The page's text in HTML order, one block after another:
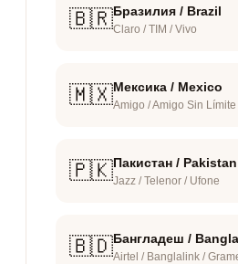
🇧🇷Бразилия / Brazil
Claro / TIM / Vivo
🇲🇽Мексика / Mexico
Amigo / Amigo Sin Límite
🇵🇰Пакистан / Pakistan
Jazz / Telenor / Ufone
🇧🇩Бангладеш /
Airtel / Banglalink /